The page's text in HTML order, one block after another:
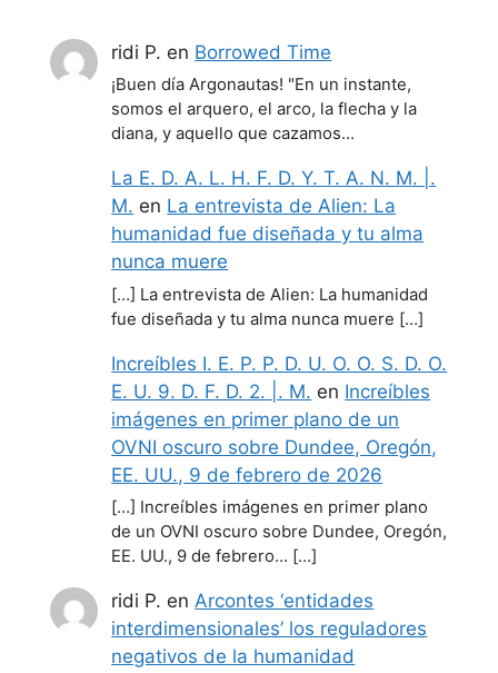
ridi P. en Borrowed Time
¡Buen día Argonautas! "En un instante,
somos el arquero, el arco, la flecha y la
diana, y aquello que cazamos…
La E. D. A. L. H. F. D. Y. T. A. N. M. |.
M. en La entrevista de Alien: La
humanidad fue diseñada y tu alma
nunca muere
[…] La entrevista de Alien: La humanidad
fue diseñada y tu alma nunca muere […]
Increíbles I. E. P. P. D. U. O. O. S. D. O.
E. U. 9. D. F. D. 2. |. M. en Increíbles
imágenes en primer plano de un
OVNI oscuro sobre Dundee, Oregón,
EE. UU., 9 de febrero de 2026
[…] Increíbles imágenes en primer plano
de un OVNI oscuro sobre Dundee, Oregón,
EE. UU., 9 de febrero… […]
ridi P. en Arcontes ‘entidades
interdimensionales’ los reguladores
negativos de la humanidad